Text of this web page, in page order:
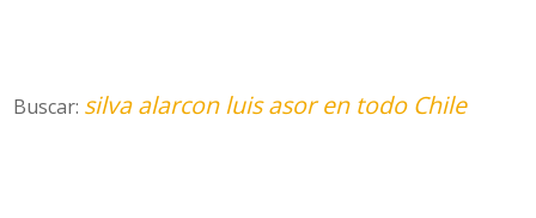
Buscar: silva alarcon luis asor en todo Chile